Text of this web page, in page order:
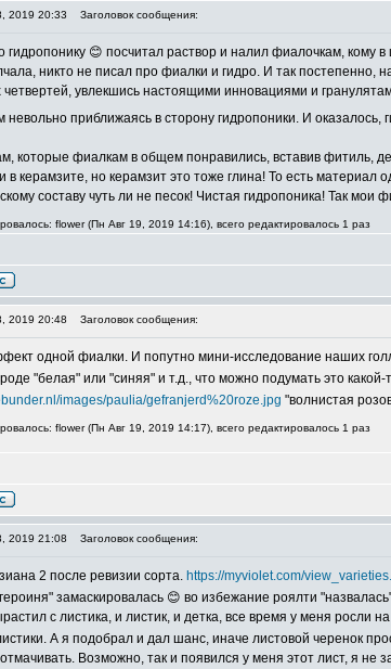
2019 20:33 Заголовок сообщения:
😊 посчитал раствор и налил фиалочкам, кому
никто не писал про фиалки и гидро. И так
увлекшись настоящими инновациями и
приближаясь в сторону гидропоники. И оказалось,
которые фиалкам в общем понравились, вставив фитиль,
керамзите, но керамзит это тоже глина! То есть
составу чуть ли не песок! Чистая гидропоника! Так мои
flower (Пн Авг 19, 2019 14:16), всего редактировалось 1 раз
2019 20:48 Заголовок сообщения:
одной фиалки. И попутно мини-исследование наших
"белая" или "синяя" и т.д., что можно подумать это какой-
images/paulia/gefranjerd%20roze.jpg "волнистая
flower (Пн Авг 19, 2019 14:17), всего редактировалось 1 раз
2019 21:08 Заголовок сообщения:
2 после ревизии сорта. https://myviolet.com/
замаскировалась 😊 во избежание роялти
с листика, и листик, и детка, все время у меня росли
А я подобрал и дал шанс, иначе листовой черенок
Возможно, так и появился у меня этот лист, я не